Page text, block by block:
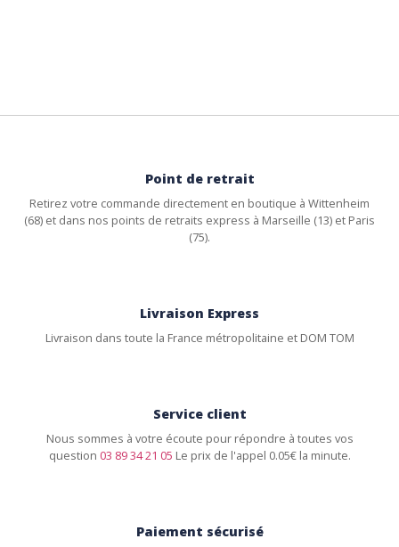
Point de retrait
Retirez votre commande directement en boutique à Wittenheim
(68) et dans nos points de retraits express à Marseille (13) et Paris
(75).
Livraison Express
Livraison dans toute la France métropolitaine et DOM TOM
Service client
Nous sommes à votre écoute pour répondre à toutes vos
question 03 89 34 21 05 Le prix de l'appel 0.05€ la minute.
Paiement sécurisé